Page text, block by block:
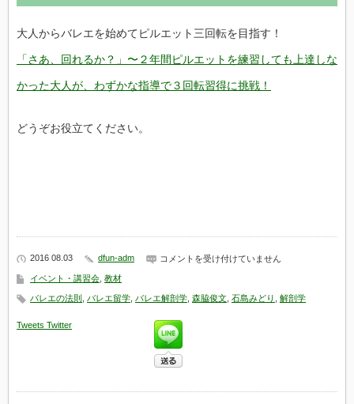
大人からバレエを始めてピルエット三回転を目指す！
「さあ、回れるか？」〜２年間ピルエットを練習しても上達しな
かった大人が、わずかな指導で３回転習得に挑戦！
どうぞお役立てください。
2016 08.03 dfun-adm
四
夏
期
習
の
ご
案
コメントを受け付けていません
イベント・講習会, 教材
バレエの法則 , バレエ留学, バレエ解剖学, 森脇俊文, 石島みどり , 解剖学
Tweets Twitter